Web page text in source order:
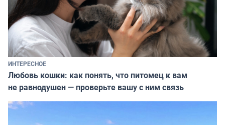
ИНТЕРЕСНОЕ
Любовь кошки: как понять, что питомец к вам
не равнодушен — проверьте вашу с ним связь